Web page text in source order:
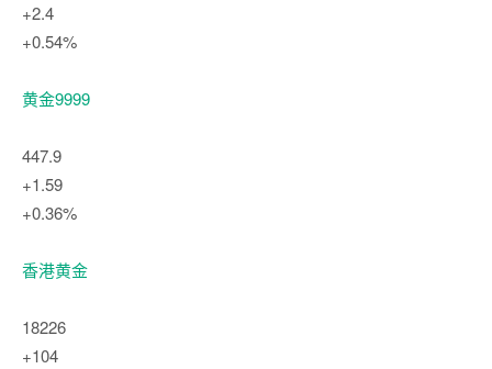
+2.4
+0.54%
黄金9999
447.9
+1.59
+0.36%
香港黄金
18226
+104